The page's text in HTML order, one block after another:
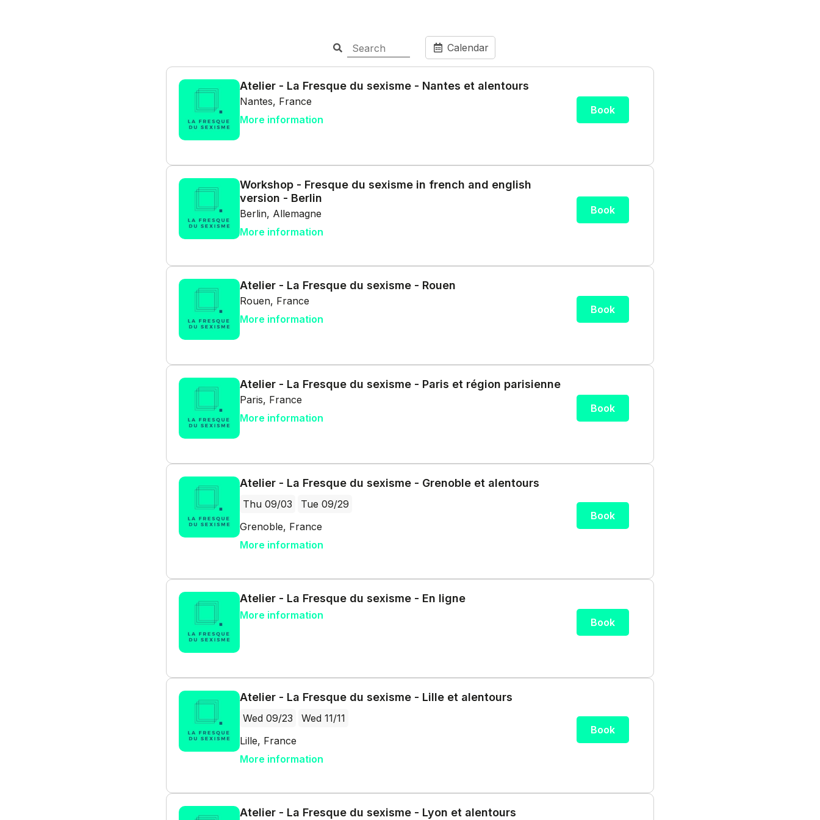
Calendar
Atelier - La Fresque du sexisme - Nantes et alentours
Nantes, France
More information
Book
Workshop - Fresque du sexisme in french and english
version - Berlin
Berlin, Allemagne
More information
Book
Atelier - La Fresque du sexisme - Rouen
Rouen, France
More information
Book
Atelier - La Fresque du sexisme - Paris et région parisienne
Paris, France
More information
Book
Atelier - La Fresque du sexisme - Grenoble et alentours
Thu 09/03
Tue 09/29
Grenoble, France
More information
Book
Atelier - La Fresque du sexisme - En ligne
More information
Book
Atelier - La Fresque du sexisme - Lille et alentours
Wed 09/23
Wed 11/11
Lille, France
More information
Book
Atelier - La Fresque du sexisme - Lyon et alentours